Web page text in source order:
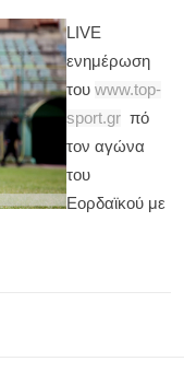
LIVE
ενημέρωση
του www.top-
sport.gr πό
τον αγώνα
του
Εορδαϊκού με